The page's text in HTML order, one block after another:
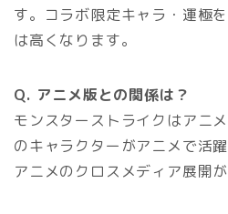
す。コラボ限定キャラ・運極
は高くなります。
Q. アニメ版との関係は？
モンスターストライクはアニ
のキャラクターがアニメで活
アニメのクロスメディア展開